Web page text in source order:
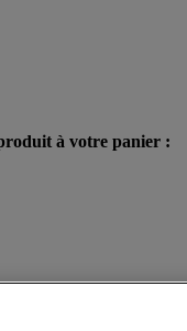
à votre panier :